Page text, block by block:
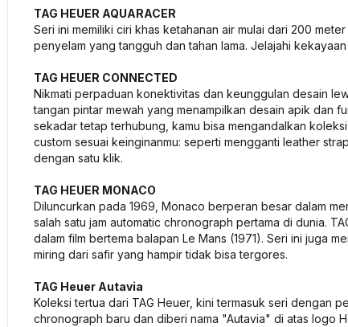
TAG HEUER AQUARACER
Seri ini memiliki ciri khas ketahanan air mulai dari 200
penyelam yang tangguh dan tahan lama. Jelajahi
TAG HEUER CONNECTED
Nikmati perpaduan konektivitas dan keunggulan desain
tangan pintar mewah yang menampilkan desain apik dan
sekadar tetap terhubung, kamu bisa mengandalkan
custom sesuai keinginanmu: seperti mengganti leather
dengan satu klik.
TAG HEUER MONACO
Diluncurkan pada 1969, Monaco berperan besar dalam
salah satu jam automatic chronograph pertama di dunia.
dalam film bertema balapan Le Mans (1971). Seri ini juga
miring dari safir yang hampir tidak bisa tergores.
TAG Heuer Autavia
Koleksi tertua dari TAG Heuer, kini termasuk seri dengan
chronograph baru dan diberi nama "Autavia" di atas logo